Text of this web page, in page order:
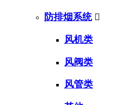
防排烟系统 
风机类
风阀类
风管类